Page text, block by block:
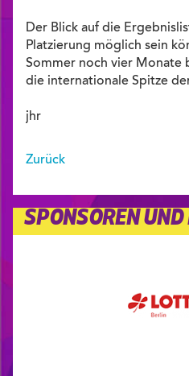
Der Blick auf die
Platzierung möglich sein
Sommer noch vier Monate
die internationale Spitze
jhr
Zurück
SPONSOREN